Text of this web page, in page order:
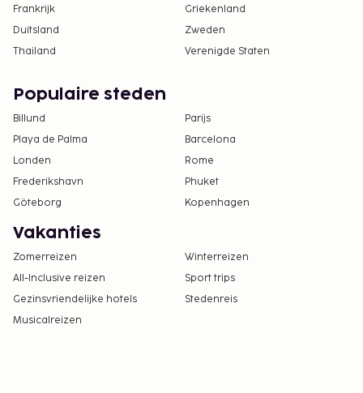
Frankrijk
Griekenland
Duitsland
Zweden
Thailand
Verenigde Staten
Populaire steden
Billund
Parijs
Playa de Palma
Barcelona
Londen
Rome
Frederikshavn
Phuket
Göteborg
Kopenhagen
Vakanties
Zomerreizen
Winterreizen
All-Inclusive reizen
Sport trips
Gezinsvriendelijke hotels
Stedenreis
Musicalreizen